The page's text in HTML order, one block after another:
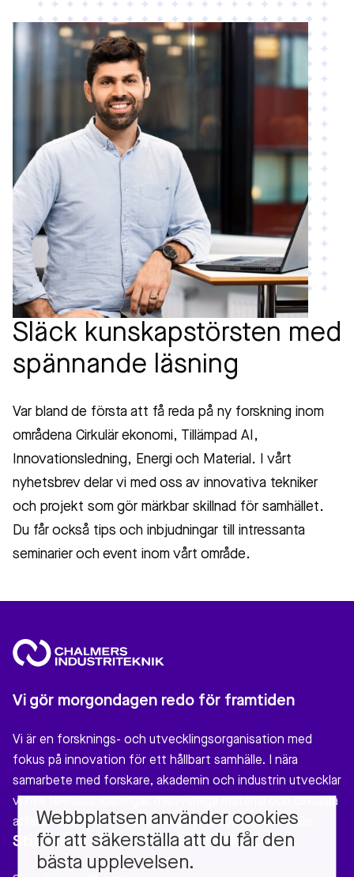
Släck kunskapstörsten med
spännande läsning
Var bland de första att få reda på ny forskning inom
områdena Cirkulär ekonomi, Tillämpad AI,
Innovationsledning, Energi och Material. I vårt
nyhetsbrev delar vi med oss av innovativa tekniker
och projekt som gör märkbar skillnad för samhället.
Du får också tips och inbjudningar till intressanta
seminarier och event inom vårt område.
Vi gör morgondagen redo för framtiden
Vi är en forsknings- och utvecklingsorganisation med
fokus på innovation för ett hållbart samhälle. I nära
samarbete med forskare, akademin och industrin utvecklar
vi nya tekniska lösningar, miljövänliga material och cirkulära
affärsmodeller som gör verklig nytta för vårt samhälle.
Stiftelsen Chalmers Industriteknik
Webbplatsen använder cookies
för att säkerställa att du får den
bästa upplevelsen.